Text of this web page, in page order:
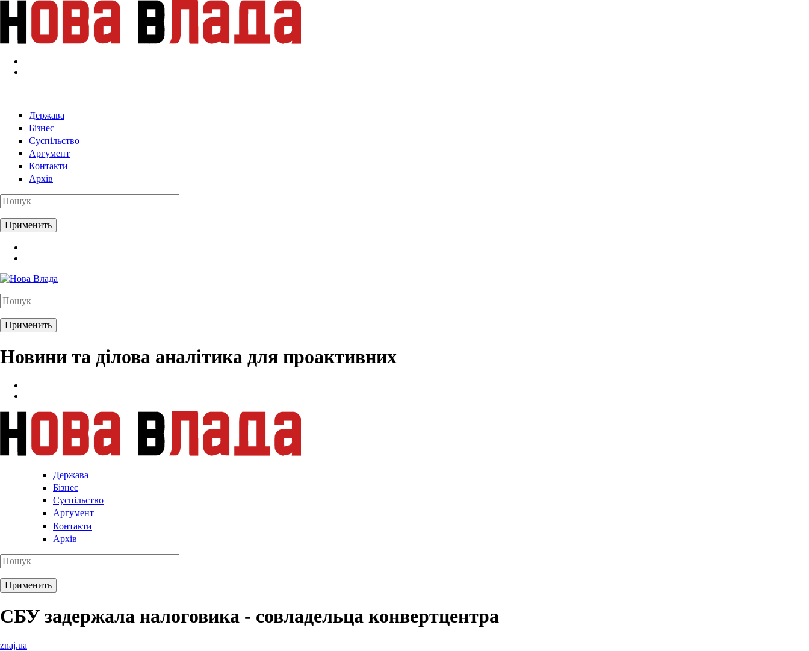
Перейти к основному содержанию
Держава
Бізнес
Суспільство
Аргумент
Контакти
Архів
Новини та ділова аналітика для проактивних
Держава
Бізнес
Суспільство
Аргумент
Контакти
Архів
СБУ задержала налоговика - совладельца конвертцентра
znaj.ua